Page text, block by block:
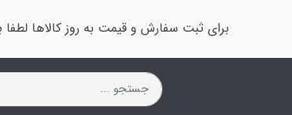
برای ثبت سفارش و قیمت به روز کالاها لطفا